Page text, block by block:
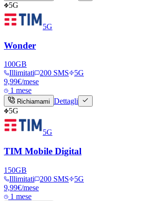
5G
5G
Wonder
100GB
Illimitati
200 SMS
5G
9,99€/mese
1 mese
Richiamami Dettagli
5G
5G
TIM Mobile Digital
150GB
Illimitati
200 SMS
5G
9,99€/mese
1 mese